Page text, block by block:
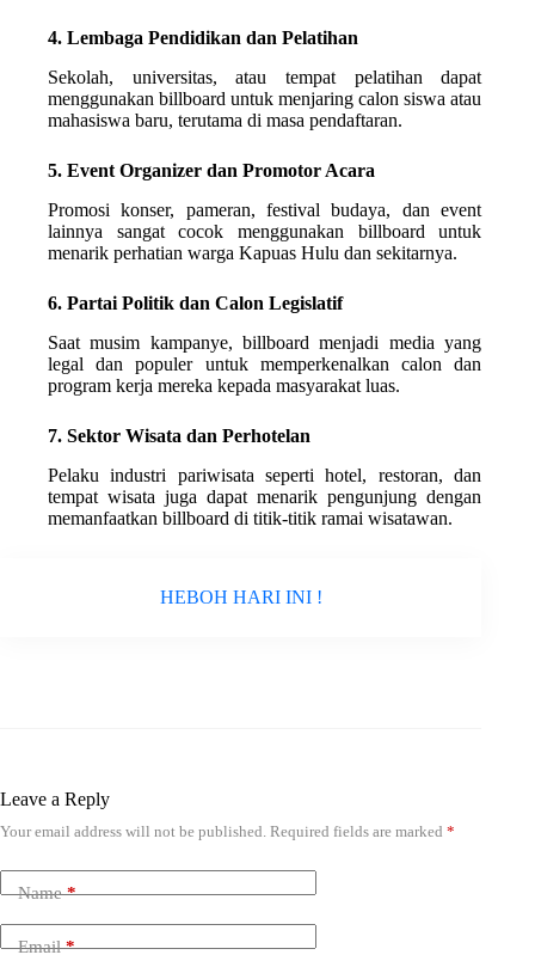
4. Lembaga Pendidikan dan Pelatihan
Sekolah, universitas, atau tempat pelatihan dapat
menggunakan billboard untuk menjaring calon siswa atau
mahasiswa baru, terutama di masa pendaftaran.
5. Event Organizer dan Promotor Acara
Promosi konser, pameran, festival budaya, dan event
lainnya sangat cocok menggunakan billboard untuk
menarik perhatian warga Kapuas Hulu dan sekitarnya.
6. Partai Politik dan Calon Legislatif
Saat musim kampanye, billboard menjadi media yang
legal dan populer untuk memperkenalkan calon dan
program kerja mereka kepada masyarakat luas.
7. Sektor Wisata dan Perhotelan
Pelaku industri pariwisata seperti hotel, restoran, dan
tempat wisata juga dapat menarik pengunjung dengan
memanfaatkan billboard di titik-titik ramai wisatawan.
HEBOH HARI INI !
Leave a Reply
Your email address will not be published. Required fields are marked *
Name*
Email*